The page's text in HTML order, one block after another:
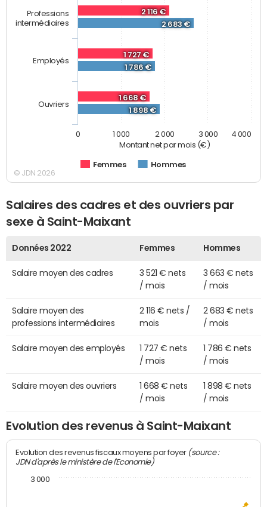
Montant net par mois (€)
2 116 €
1 727 €
1 668 €
2 683 €
1 786 €
1 898 €
Femmes Hommes
Professions
intermédiaires
Employés
Ouvriers
0 1 000 2 000 3 000 4 000
© JDN 2026
Salaires des cadres et des ouvriers par
sexe à Saint-Maixant
Données 2022 Femmes Hommes
Salaire moyen des cadres
3 521 € nets
/ mois
3 663 € nets
/ mois
Salaire moyen des
professions intermédiaires
2 116 € nets /
mois
2 683 € nets
/ mois
Salaire moyen des employés
1 727 € nets
/ mois
1 786 € nets
/ mois
Salaire moyen des ouvriers
1 668 € nets
/ mois
1 898 € nets
/ mois
Evolution des revenus à Saint-Maixant
Evolution des revenus fiscaux moyens par foyer (source :
JDN d'après le ministère de l'Economie)
3 000